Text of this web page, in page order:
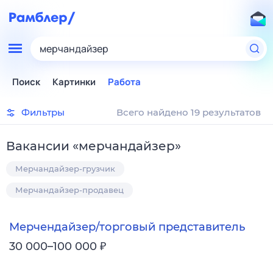
мерчандайзер
Поиск Картинки Работа
Фильтры Всего найдено 19 результатов
Вакансии «мерчандайзер»
Мерчандайзер-грузчик
Мерчандайзер-продавец
Мерчендайзер/торговый представитель
30 000–100 000 ₽